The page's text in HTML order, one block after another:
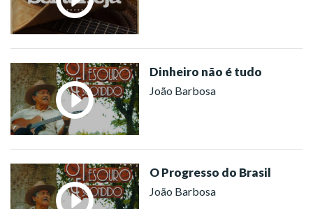
Dinheiro não é tudo
João Barbosa
O Progresso do Brasil
João Barbosa